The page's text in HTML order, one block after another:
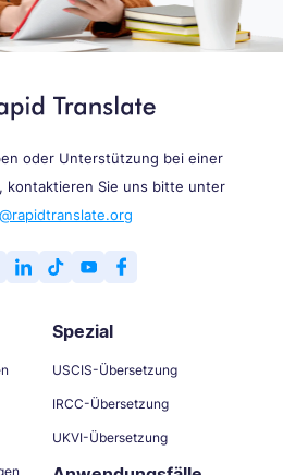
oder Unterstützung bei einer
kontaktieren Sie uns bitte unter
Spezial
USCIS-Übersetzung
IRCC-Übersetzung
UKVI-Übersetzung